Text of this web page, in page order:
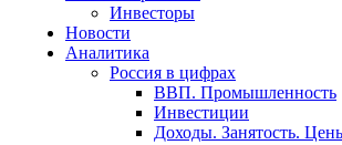
Инвесторы
Новости
Аналитика
Россия в цифрах
ВВП. Промышленность
Инвестиции
Доходы. Занятость.